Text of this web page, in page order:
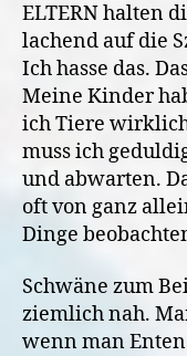
ELTERN halten
lachend auf die
Ich hasse das.
Meine Kinder
ich Tiere
muss ich
und abwarten.
oft von ganz
Dinge
Schwäne zum
ziemlich nah.
wenn man